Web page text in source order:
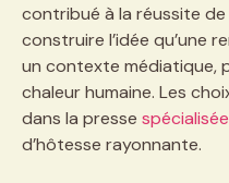
contribué à la réussite
construire l’idée qu’une
un contexte médiatique,
chaleur humaine. Les
dans la presse spécialisée
d’hôtesse rayonnante.